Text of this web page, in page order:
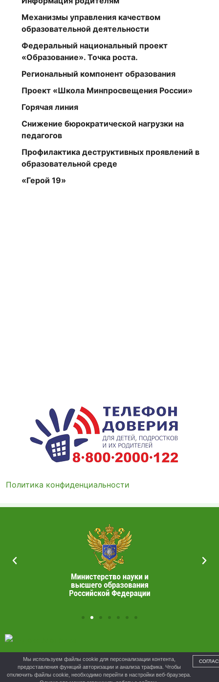
Механизмы управления качеством
образовательной деятельности
Федеральный национальный проект
«Образование». Точка роста.
Региональный компонент образования
Проект «Школа Минпросвещения России»
Горячая линия
Снижение бюрократической нагрузки на
педагогов
Профилактика деструктивных проявлений в
образовательной среде
«Герой 19»
Политика конфиденциальности
УПРАВЛЕНИЕ ОБРАЗОВАНИЯ ОРДЖОНИКИДЗЕВСКОГО
МУНИЦИПАЛЬНОГО РАЙОНА
Мы используем файлы cookie для персонализации контента,
предоставления функций авторизации и анализа трафика. Чтобы
отключить файлы cookie, необходимо перейти в настройки веб-браузера.